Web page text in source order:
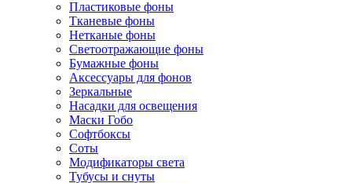
Пластиковые фоны
Тканевые фоны
Нетканые фоны
Светоотражающие фоны
Бумажные фоны
Аксессуары для фонов
Зеркальные
Насадки для освещения
Маски Гобо
Софтбоксы
Соты
Модификаторы света
Тубусы и снуты